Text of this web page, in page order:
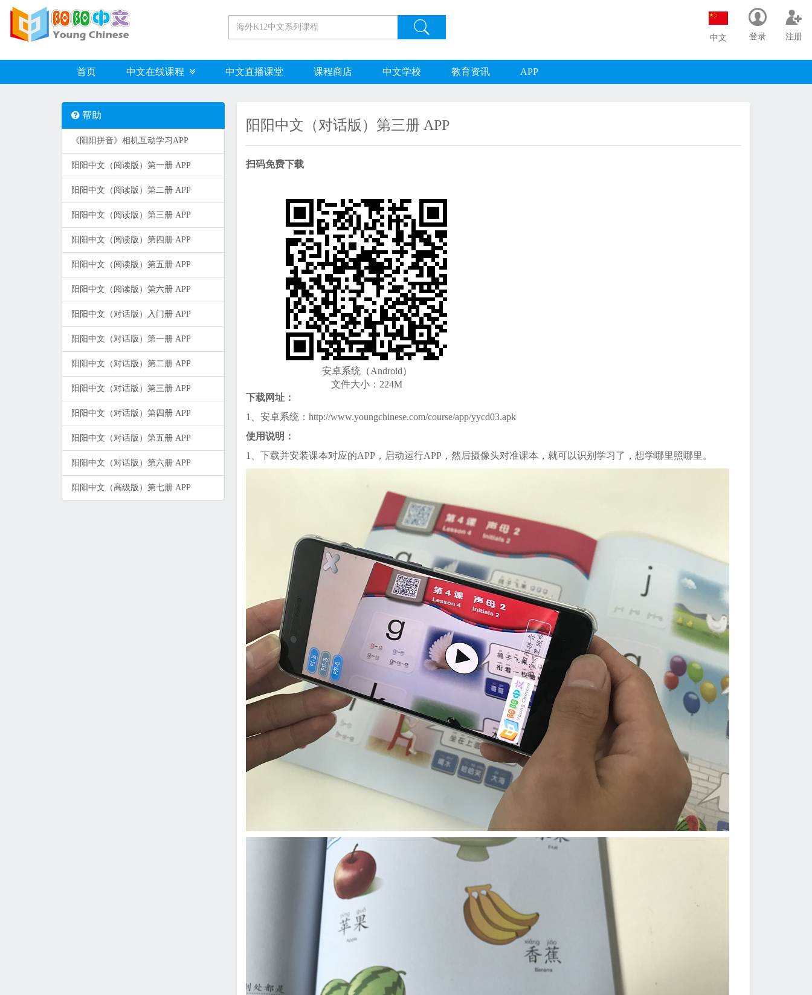
中文 登录 注册
首页 中文在线课程 中文直播课堂 课程商店 中文学校 教育资讯 APP
帮助
《阳阳拼音》相机互动学习APP
阳阳中文（阅读版）第一册 APP
阳阳中文（阅读版）第二册 APP
阳阳中文（阅读版）第三册 APP
阳阳中文（阅读版）第四册 APP
阳阳中文（阅读版）第五册 APP
阳阳中文（阅读版）第六册 APP
阳阳中文（对话版）入门册 APP
阳阳中文（对话版）第一册 APP
阳阳中文（对话版）第二册 APP
阳阳中文（对话版）第三册 APP
阳阳中文（对话版）第四册 APP
阳阳中文（对话版）第五册 APP
阳阳中文（对话版）第六册 APP
阳阳中文（高级版）第七册 APP
阳阳中文（对话版）第三册 APP
扫码免费下载
安卓系统（Android）
文件大小：224M
下载网址：
1、安卓系统： http://www.youngchinese.com/course/app/yycd03.apk
使用说明：
1、下载并安装课本对应的APP，启动运行APP，然后摄像头对准课本，就可以识别学习了，想学哪里照哪里。